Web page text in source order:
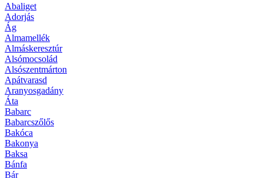
Abaliget
Adorjás
Ág
Almamellék
Almáskeresztúr
Alsómocsolád
Alsószentmárton
Apátvarasd
Aranyosgadány
Áta
Babarc
Babarcszőlős
Bakóca
Bakonya
Baksa
Bánfa
Bár